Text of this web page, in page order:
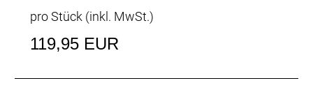
pro Stück (inkl. MwSt.)
119,95 EUR